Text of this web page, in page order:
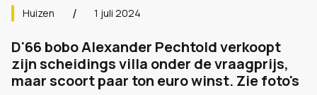
Huizen 1 juli 2024
D'66 bobo Alexander Pechtold verkoopt
zijn scheidings villa onder de vraagprijs,
maar scoort paar ton euro winst. Zie foto's